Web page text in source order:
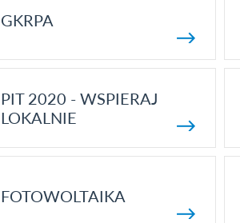
GKRPA
PIT 2020 - WSPIERAJ
LOKALNIE
FOTOWOLTAIKA